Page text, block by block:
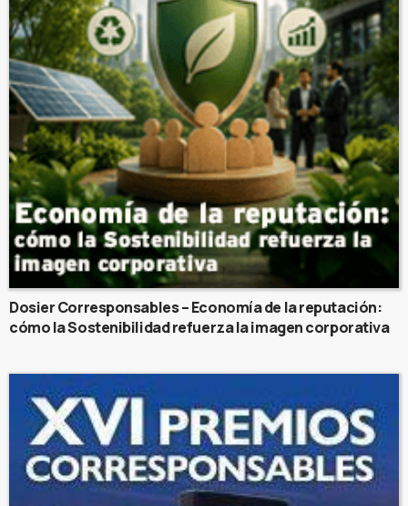
Dosier Corresponsables – Economía de la reputación:
cómo la Sostenibilidad refuerza la imagen corporativa